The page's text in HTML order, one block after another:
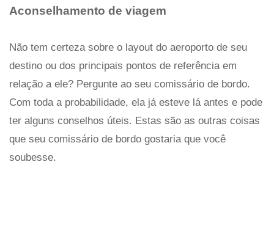
Aconselhamento de viagem
Não tem certeza sobre o layout do aeroporto de seu
destino ou dos principais pontos de referência em
relação a ele? Pergunte ao seu comissário de bordo.
Com toda a probabilidade, ela já esteve lá antes e pode
ter alguns conselhos úteis. Estas são as outras coisas
que seu comissário de bordo gostaria que você
soubesse.